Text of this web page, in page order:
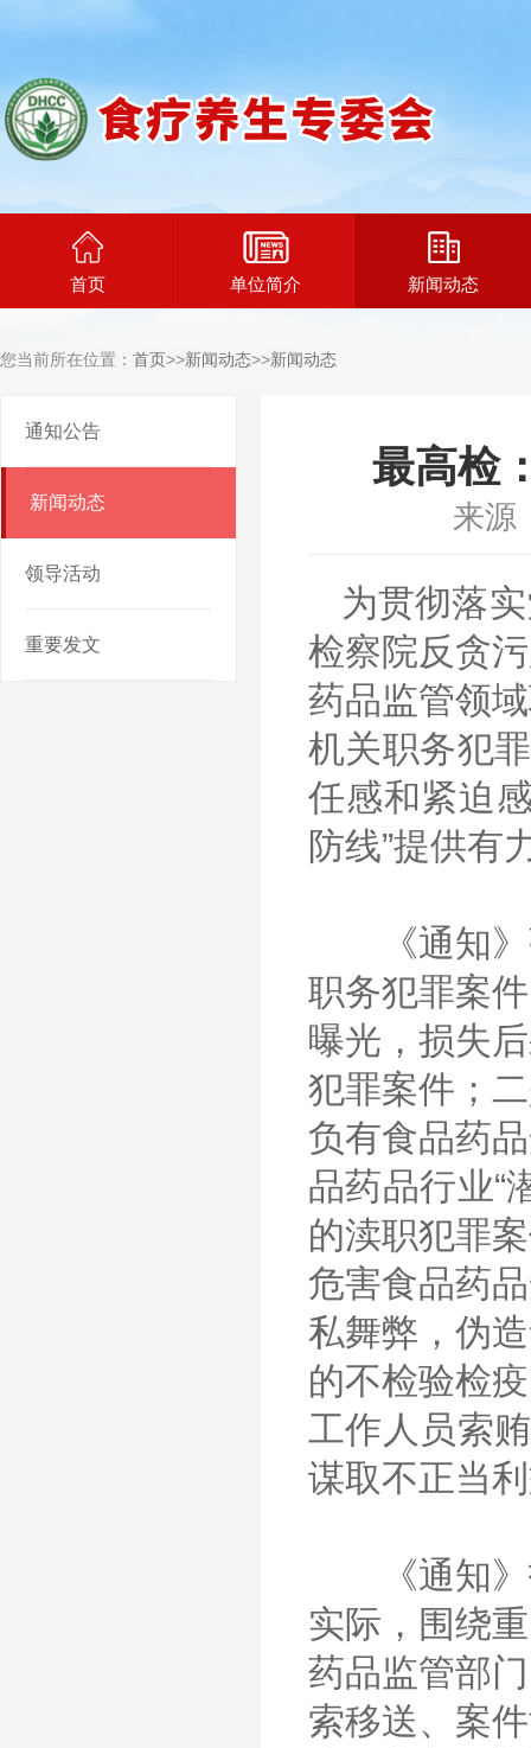
首页 单位简介 新闻动态
您当前所在位置： 首页>>新闻动态>>新闻动态
通知公告
新闻动态
领导活动
重要发文
最高检
来源
为贯彻落
检察院反贪
药品监管领
机关职务犯
任感和紧迫
防线”提供有
《通知》
职务犯罪案
曝光，损失
犯罪案件；
负有食品药
品药品行业“
的渎职犯罪
危害食品药
私舞弊，伪
的不检验检
工作人员索
谋取不正当
《通知》
实际，围绕
药品监管部
索移送、案